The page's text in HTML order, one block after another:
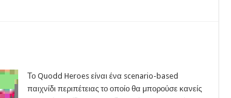
Το Quodd Heroes είναι ένα scenario-based
παιχνίδι περιπέτειας το οποίο θα μπορούσε κανείς